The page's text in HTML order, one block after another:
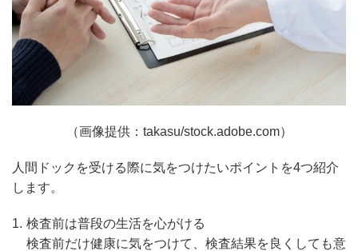
（画像提供：takasu/stock.adobe.com）
人間ドックを受ける際に気をつけたいポイントを4つ紹介
します。
検査前は普段の生活を心がける
検査前だけ健康に気をつけて、検査結果を良くしても意